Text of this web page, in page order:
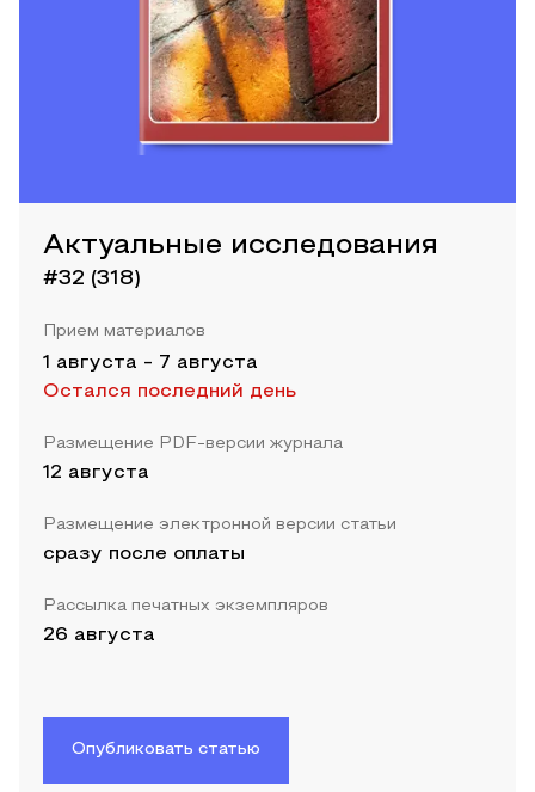
Актуальные исследования
#32 (318)
Прием материалов
1 августа - 7 августа
Остался последний день
Размещение PDF-версии журнала
12 августа
Размещение электронной версии статьи
сразу после оплаты
Рассылка печатных экземпляров
26 августа
Опубликовать статью